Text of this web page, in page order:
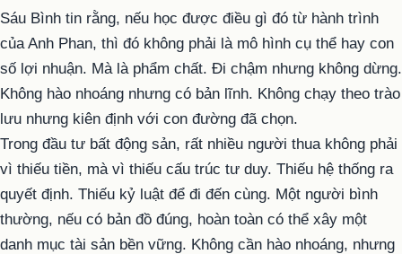
Sáu Bình tin rằng, nếu học được điều gì đó từ hành trình
của Anh Phan, thì đó không phải là mô hình cụ thể hay con
số lợi nhuận. Mà là phẩm chất. Đi chậm nhưng không dừng.
Không hào nhoáng nhưng có bản lĩnh. Không chạy theo trào
lưu nhưng kiên định với con đường đã chọn.
Trong đầu tư bất động sản, rất nhiều người thua không phải
vì thiếu tiền, mà vì thiếu cấu trúc tư duy. Thiếu hệ thống ra
quyết định. Thiếu kỷ luật để đi đến cùng. Một người bình
thường, nếu có bản đồ đúng, hoàn toàn có thể xây một
danh mục tài sản bền vững. Không cần hào nhoáng, nhưng